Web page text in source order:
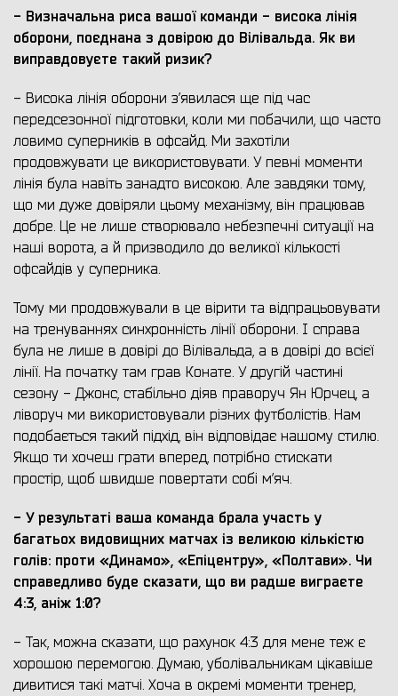
- Визначальна риса вашої команди - висока лінія
оборони, поєднана з довірою до Вілівальда. Як ви
виправдовуєте такий ризик?
- Висока лінія оборони з’явилася ще під час
передсезонної підготовки, коли ми побачили, що часто
ловимо суперників в офсайд. Ми захотіли
продовжувати це використовувати. У певні моменти
лінія була навіть занадто високою. Але завдяки тому,
що ми дуже довіряли цьому механізму, він працював
добре. Це не лише створювало небезпечні ситуації на
наші ворота, а й призводило до великої кількості
офсайдів у суперника.
Тому ми продовжували в це вірити та відпрацьовувати
на тренуваннях синхронність лінії оборони. І справа
була не лише в довірі до Вілівальда, а в довірі до всієї
лінії. На початку там грав Конате. У другій частині
сезону - Джонс, стабільно діяв праворуч Ян Юрчец, а
ліворуч ми використовували різних футболістів. Нам
подобається такий підхід, він відповідає нашому стилю.
Якщо ти хочеш грати вперед, потрібно стискати
простір, щоб швидше повертати собі м’яч.
- У результаті ваша команда брала участь у
багатьох видовищних матчах із великою кількістю
голів: проти «Динамо», «Епіцентру», «Полтави». Чи
справедливо буде сказати, що ви радше виграєте
4:3, аніж 1:0?
- Так, можна сказати, що рахунок 4:3 для мене теж є
хорошою перемогою. Думаю, уболівальникам цікавіше
дивитися такі матчі. Хоча в окремі моменти тренер,